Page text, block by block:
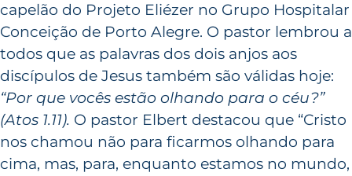
capelão do Projeto Eliézer no Grupo Hospitalar
Conceição de Porto Alegre. O pastor lembrou a
todos que as palavras dos dois anjos aos
discípulos de Jesus também são válidas hoje:
“Por que vocês estão olhando para o céu?”
(Atos 1.11). O pastor Elbert destacou que “Cristo
nos chamou não para ficarmos olhando para
cima, mas, para, enquanto estamos no mundo,